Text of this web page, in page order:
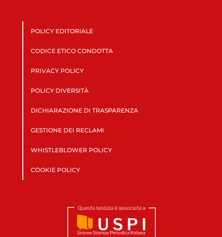
POLICY EDITORIALE
CODICE ETICO CONDOTTA
PRIVACY POLICY
POLICY DIVERSITÀ
DICHIARAZIONE DI TRASPARENZA
GESTIONE DEI RECLAMI
WHISTLEBLOWER POLICY
COOKIE POLICY